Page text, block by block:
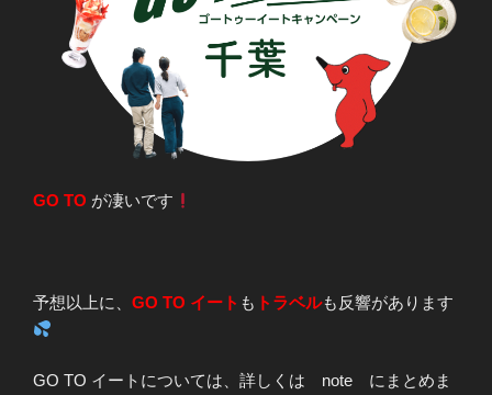
GO TO が凄いです
予想以上に、 GO TO イート も トラベルも反響があります
GO TO イートについては、詳しくは note にまとめま